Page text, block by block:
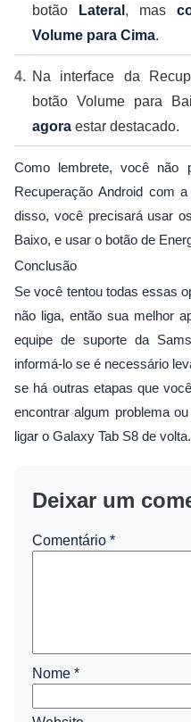
botão
Lateral , mas
Volume para Cima.
Na interface da
botão Volume para
agora estar destacado.
Como lembrete, você não
Recuperação Android com
disso, você precisará usar
Baixo, e usar o botão de
Conclusão
Se você tentou todas essas
não liga, então sua melhor
equipe de suporte da
informá-lo se é necessário
se há outras etapas que
encontrar algum problema
ligar o Galaxy Tab S8 de volta.
Deixar um
Comentário *
Nome *